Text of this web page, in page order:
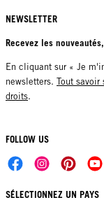
NEWSLETTER
Recevez les
En cliquant sur « Je
newsletters. Tout savoir
droits.
FOLLOW US
SÉLECTIONNEZ UN PAYS